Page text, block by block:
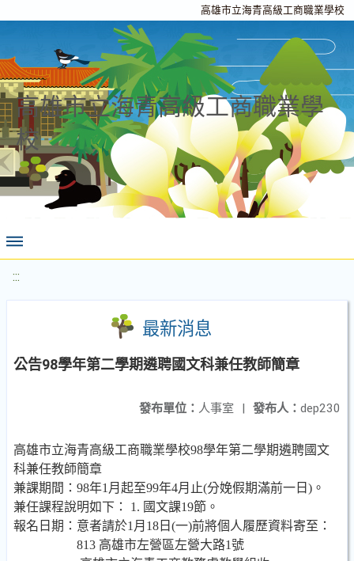
高雄市立海青高級工商職業學校
高雄市立海青高級工商職業學
校
:::
最新消息
公告98學年第二學期遴聘國文科兼任教師簡章
發布人： dep230
發布單位： 人事室 |
高雄市立海青高級工商職業學校98學年第二學期遴聘國文
科兼任教師簡章
兼課期間： 98年1 月起至99年4月止(分娩假期滿前一日 ) 。
兼任課程說明如下：
1. 國文課19節。
報名日期：意者請於1 月 18 日 (一)前將個人履歷資料寄至：
813 高雄市左營區左營大路1號